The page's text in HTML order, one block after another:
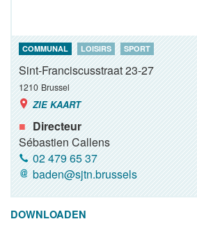
COMMUNAL LOISIRS SPORT
Sint-Franciscusstraat 23-27
1210 Brussel
ZIE KAART
Directeur
Sébastien Callens
02 479 65 37
baden@sjtn.brussels
DOWNLOADEN